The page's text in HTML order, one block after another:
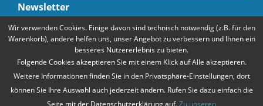
Newsletter
Zahlungsarten Mehr Informationen
Wir verwenden Cookies. Einige davon sind technisch notwendig (z.B. für den
Warenkorb), andere helfen uns, unser Angebot zu verbessern und Ihnen ein
besseres Nutzererlebnis zu bieten.
Folgende Cookies akzeptieren Sie mit einem Klick auf Alle akzeptieren.
Weitere Informationen finden Sie in den Privatsphäre-Einstellungen, dort
können Sie Ihre Auswahl auch jederzeit ändern. Rufen Sie dazu einfach die
Seite mit der Datenschutzerklärung auf. Zu unseren